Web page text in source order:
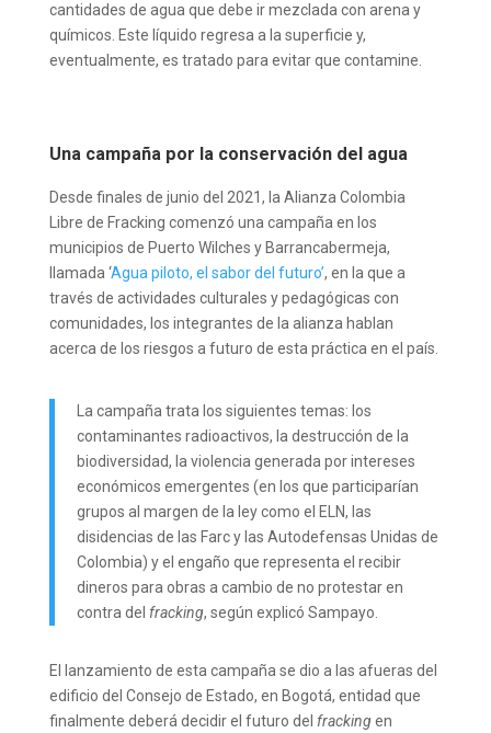
cantidades de agua que debe ir mezclada con arena y
químicos. Este líquido regresa a la superficie y,
eventualmente, es tratado para evitar que contamine.
Una campaña por la conservación del agua
Desde finales de junio del 2021, la Alianza Colombia
Libre de Fracking comenzó una campaña en los
municipios de Puerto Wilches y Barrancabermeja,
llamada ‘Agua piloto, el sabor del futuro’, en la que a
través de actividades culturales y pedagógicas con
comunidades, los integrantes de la alianza hablan
acerca de los riesgos a futuro de esta práctica en el país.
La campaña trata los siguientes temas: los
contaminantes radioactivos, la destrucción de la
biodiversidad, la violencia generada por intereses
económicos emergentes (en los que participarían
grupos al margen de la ley como el ELN, las
disidencias de las Farc y las Autodefensas Unidas de
Colombia) y el engaño que representa el recibir
dineros para obras a cambio de no protestar en
contra del fracking, según explicó Sampayo.
El lanzamiento de esta campaña se dio a las afueras del
edificio del Consejo de Estado, en Bogotá, entidad que
finalmente deberá decidir el futuro del frackingen